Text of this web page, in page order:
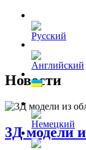
Новости
3Д модели